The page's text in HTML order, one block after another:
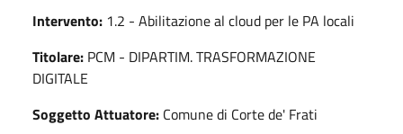
Intervento: 1.2 - Abilitazione al cloud per le PA locali
Titolare: PCM - DIPARTIM. TRASFORMAZIONE
DIGITALE
Soggetto Attuatore: Comune di Corte de' Frati